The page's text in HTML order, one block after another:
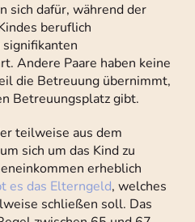
sich dafür, während der
beruflich
Andere Paare haben keine
die Betreuung übernimmt,
Betreuungsplatz gibt.
teilweise aus dem
sich um das Kind zu
erheblich
es das Elterngeld, welches
schließen soll. Das